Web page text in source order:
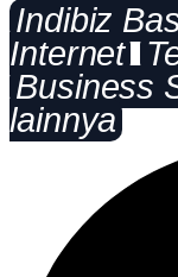
Indibiz
Internet
Business
lainnya